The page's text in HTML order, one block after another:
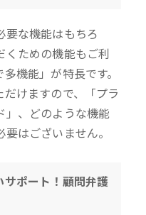
要な機能はもちろ
くための機能もご利
機能」が特長です。
けますので、「プラ
」、どのような機能
はございません。
ポート！顧問弁護